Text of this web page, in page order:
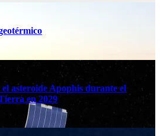
asteroide Apophis durante el
en 2029